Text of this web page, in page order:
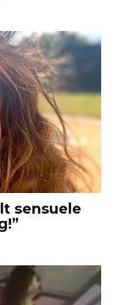
sensuele